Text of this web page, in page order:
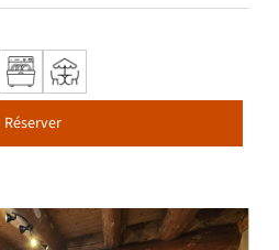
Réserver